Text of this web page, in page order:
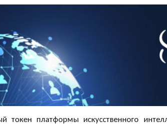
токен платформы искусственного